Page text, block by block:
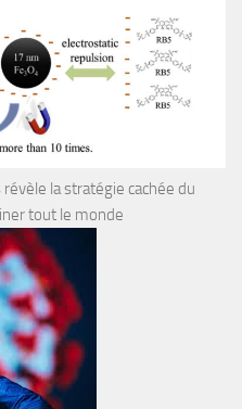
la stratégie cachée du
tout le monde